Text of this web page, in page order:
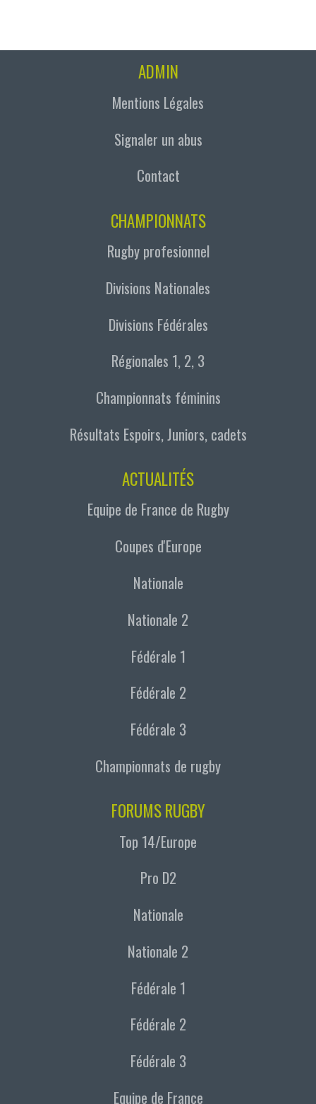
ADMIN
Mentions Légales
Signaler un abus
Contact
CHAMPIONNATS
Rugby profesionnel
Divisions Nationales
Divisions Fédérales
Régionales 1, 2, 3
Championnats féminins
Résultats Espoirs, Juniors, cadets
ACTUALITÉS
Equipe de France de Rugby
Coupes d'Europe
Nationale
Nationale 2
Fédérale 1
Fédérale 2
Fédérale 3
Championnats de rugby
FORUMS RUGBY
Top 14/Europe
Pro D2
Nationale
Nationale 2
Fédérale 1
Fédérale 2
Fédérale 3
Equipe de France